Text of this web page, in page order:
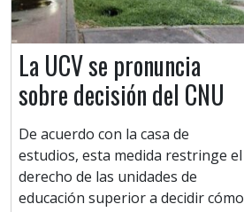
La UCV se pronuncia
sobre decisión del CNU
De acuerdo con la casa de
estudios, esta medida restringe el
derecho de las unidades de
educación superior a decidir cómo